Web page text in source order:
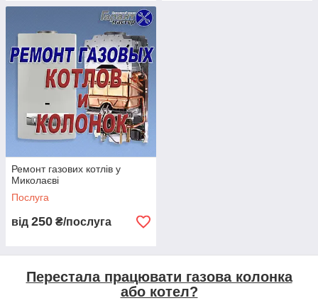
Ремонт газових котлів у
Миколаєві
Послуга
від 250 ₴/послуга
Перестала працювати газова колонка
або котел?